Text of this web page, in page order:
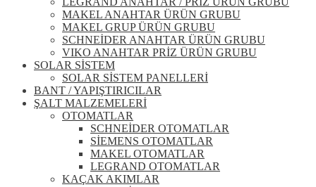
MAKEL ANAHTAR ÜRÜN GRUBU
MAKEL GRUP ÜRÜN GRUBU
SCHNEİDER ANAHTAR ÜRÜN GRUBU
VIKO ANAHTAR PRİZ ÜRÜN GRUBU
SOLAR SİSTEM
SOLAR SİSTEM PANELLERİ
BANT / YAPIŞTIRICILAR
ŞALT MALZEMELERİ
OTOMATLAR
SCHNEİDER OTOMATLAR
SİEMENS OTOMATLAR
MAKEL OTOMATLAR
LEGRAND OTOMATLAR
KAÇAK AKIMLAR